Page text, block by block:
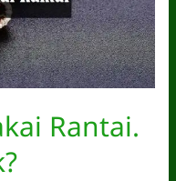
Rantai.